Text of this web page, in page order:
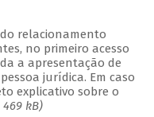
relacionamento
no primeiro acesso
a apresentação de
jurídica. Em caso
explicativo sobre o
469 kB)